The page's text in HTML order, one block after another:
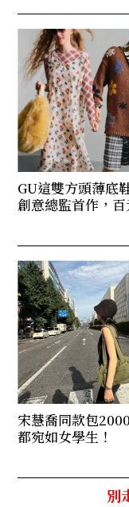
GU這雙方頭薄
創意總監首作，
宋慧喬同款包
都宛如女學生！
別